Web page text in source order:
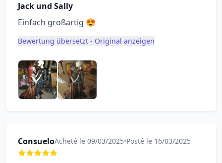
Jack und Sally
Einfach großartig 😍
Bewertung übersetzt - Original anzeigen
ConsueloAcheté le 09/03/2025•Posté le 16/03/2025